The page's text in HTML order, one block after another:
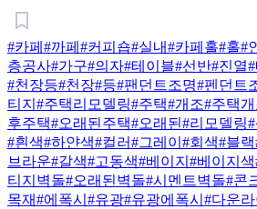
#카페 #까페 #커피숍#실내#카페홀#홀#
층공사#가구#의자#테이블#선반#진열
#천장등#천장#등#팬던트조명#펜던트
티지 #주택리모델링#주택#개조#주택
후주택#오래된주택#오래된 #리모델링
#흰색#하얀색#컬러#그레이 #회색#블랙
브라운#갈색#고동색#베이지 #베이지색
티지벽돌#오래된벽돌#시멘트벽돌#콘
목재#에폭시 #유광#유광에폭시 #다운